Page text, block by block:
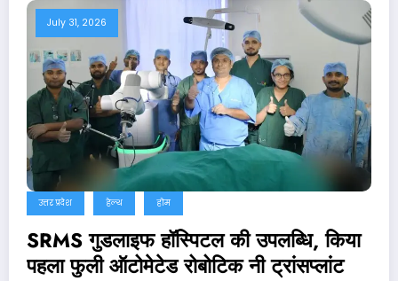
July 31, 2026
उत्तर प्रदेश हेल्थ होम
SRMS गुडलाइफ हॉस्पिटल की उपलब्धि, किया
पहला फुली ऑटोमेटेड रोबोटिक नी ट्रांसप्लांट